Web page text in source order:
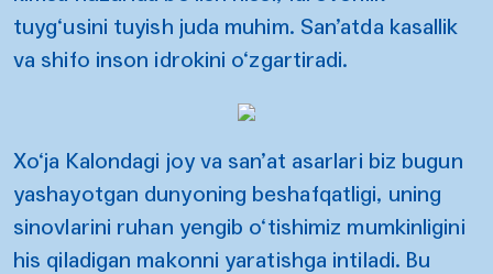
tuyg‘usini tuyish juda muhim. San’atda kasallik
va shifo inson idrokini o‘zgartiradi.
Xo‘ja Kalondagi joy va san’at asarlari biz bugun
yashayotgan dunyoning beshafqatligi, uning
sinovlarini ruhan yengib o‘tishimiz mumkinligini
his qiladigan makonni yaratishga intiladi. Bu